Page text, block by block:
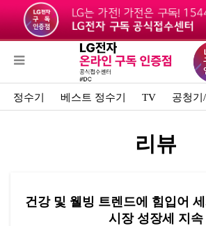
정수기 베스트 정수기 TV 공청기
리뷰
건강 및 웰빙 트렌드에 힘입어
시장 성장세 지속